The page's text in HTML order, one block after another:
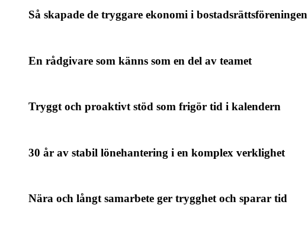
Så skapade de tryggare ekonomi i bostadsrättsföreningen
En rådgivare som känns som en del av teamet
Tryggt och proaktivt stöd som frigör tid i kalendern
30 år av stabil lönehantering i en komplex verklighet
Nära och långt samarbete ger trygghet och sparar tid